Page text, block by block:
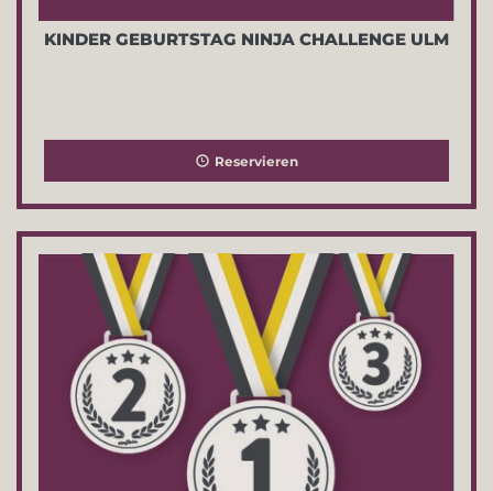
KINDER GEBURTSTAG NINJA CHALLENGE ULM
Reservieren